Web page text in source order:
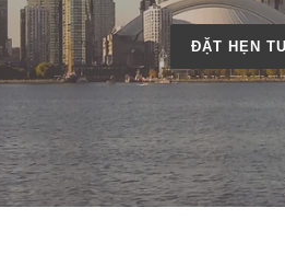
ĐẶT HẸN